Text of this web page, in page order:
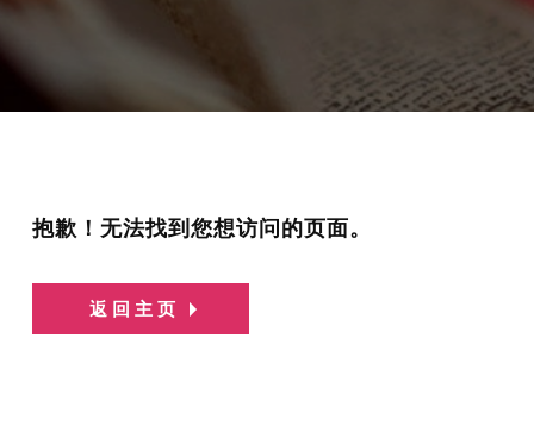
抱歉！无法找到您想访问的页面。
返回主页